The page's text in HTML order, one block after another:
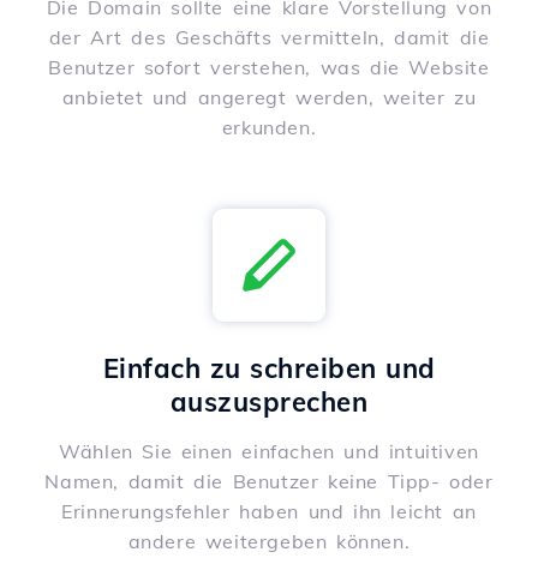
Die Domain sollte eine klare Vorstellung von
der Art des Geschäfts vermitteln, damit die
Benutzer sofort verstehen, was die Website
anbietet und angeregt werden, weiter zu
erkunden.
Einfach zu schreiben und
auszusprechen
Wählen Sie einen einfachen und intuitiven
Namen, damit die Benutzer keine Tipp- oder
Erinnerungsfehler haben und ihn leicht an
andere weitergeben können.